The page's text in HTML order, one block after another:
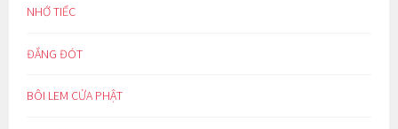
NHỚ TIẾC
ĐẮNG ĐÓT
BÔI LEM CỬA PHẬT